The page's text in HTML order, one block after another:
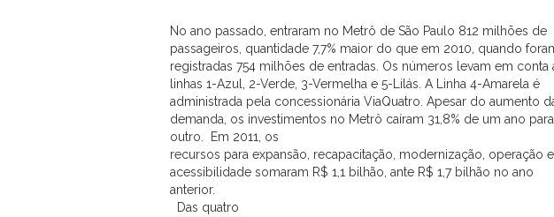
No ano passado, entraram no Metrô de São Paulo 812 milhões de
passageiros, quantidade 7,7% maior do que em 2010, quando
registradas 754 milhões de entradas. Os números levam em conta
linhas 1-Azul, 2-Verde, 3-Vermelha e 5-Lilás. A Linha 4-Amarela é
administrada pela concessionária ViaQuatro. Apesar do aumento
demanda, os investimentos no Metrô caíram 31,8% de um ano
outro.
Em 2011, os
recursos para expansão, recapacitação, modernização, operação e
acessibilidade somaram R$ 1,1 bilhão, ante R$ 1,7 bilhão no ano
anterior.
Das quatro